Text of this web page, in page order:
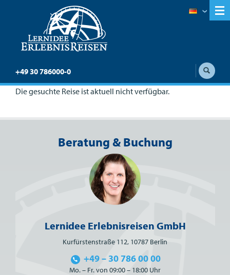
+49 30 786000-0
Die gesuchte Reise ist aktuell nicht verfügbar.
Beratung & Buchung
Lernidee Erlebnisreisen GmbH
Kurfürstenstraße 112, 10787 Berlin
+49 – 30 786 00 00
Mo. – Fr. von 09:00 – 18:00 Uhr